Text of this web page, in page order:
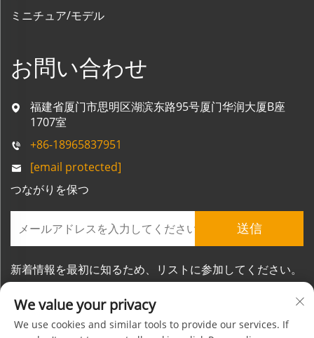
ミニチュア/モデル
お問い合わせ
福建省厦门市思明区湖滨东路95号厦门华润大厦B座
1707室
+86-18965837951
[email protected]
つながりを保つ
送信
新着情報を最初に知るため、リストに参加してください。
We value your privacy
We use cookies and similar tools to provide our services. If